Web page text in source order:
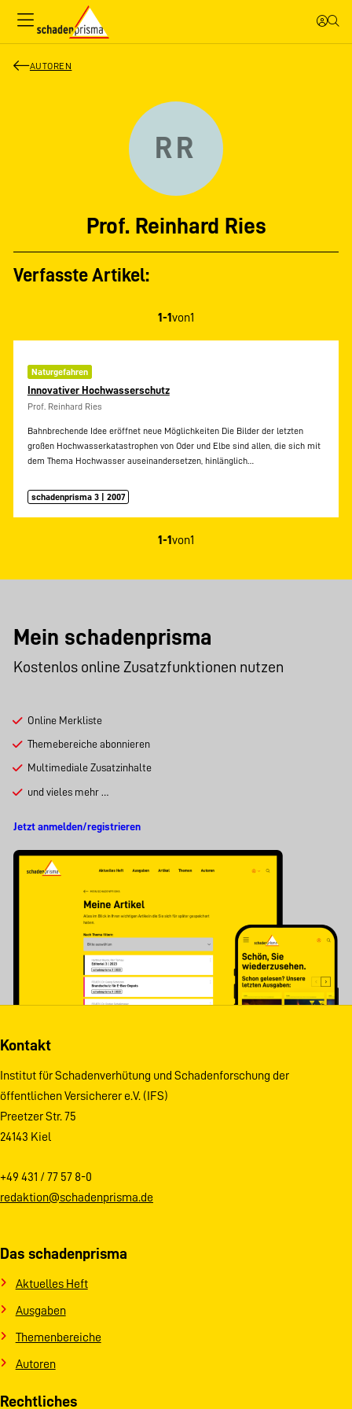
AUTOREN
RR
Prof. Reinhard Ries
Verfasste Artikel:
1-1von1
Naturgefahren
Innovativer Hochwasserschutz
Prof. Reinhard Ries
Bahnbrechende Idee eröffnet neue Möglichkeiten Die Bilder der letzten
großen Hochwasserkatastrophen von Oder und Elbe sind allen, die sich mit
dem Thema Hochwasser auseinandersetzen, hinlänglich…
schadenprisma 3 | 2007
1-1von1
Mein schadenprisma
Kostenlos online Zusatzfunktionen nutzen
Online Merkliste
Themebereiche abonnieren
Multimediale Zusatzinhalte
und vieles mehr …
Jetzt anmelden/registrieren
Kontakt
Institut für Schadenverhütung und Schadenforschung der
öffentlichen Versicherer e.V. (IFS)
Preetzer Str. 75
24143 Kiel
+49 431 / 77 57 8-0
redaktion@schadenprisma.de
Das schadenprisma
Aktuelles Heft
Ausgaben
Themenbereiche
Autoren
Rechtliches